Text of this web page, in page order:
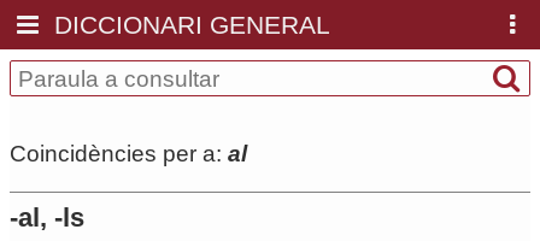
DICCIONARI GENERAL
Coincidències per a: al
-al, -ls